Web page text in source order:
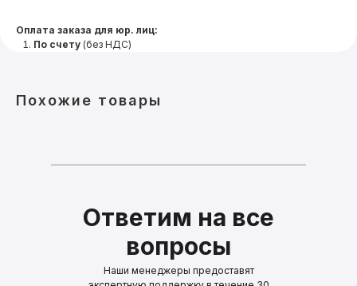
Оплата заказа для юр. лиц:
По счету (без НДС)
Похожие товары
Наши менеджеры предоставят
Ответим на все
вопросы